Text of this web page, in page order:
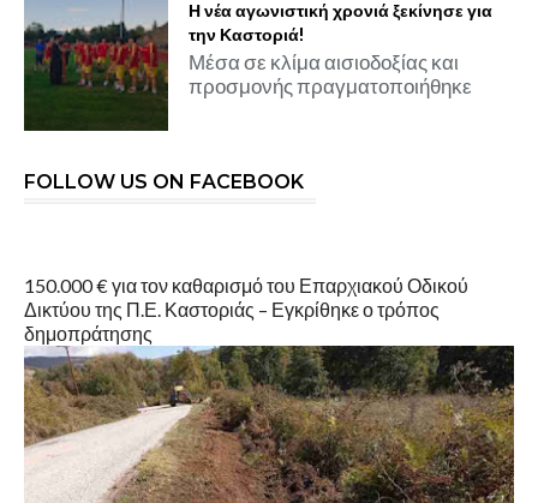
Η νέα αγωνιστική χρονιά ξεκίνησε για
την Καστοριά!
Μέσα σε κλίμα αισιοδοξίας και
προσμονής πραγματοποιήθηκε
FOLLOW US ON FACEBOOK
150.000 € για τον καθαρισμό του Επαρχιακού Οδικού
Δικτύου της Π.Ε. Καστοριάς – Εγκρίθηκε ο τρόπος
δημοπράτησης